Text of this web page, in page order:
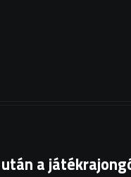
a